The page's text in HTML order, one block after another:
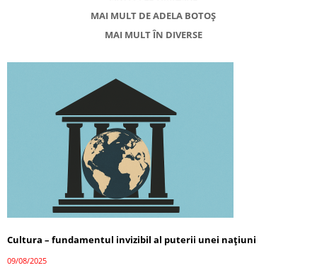
MAI MULT DE ADELA BOTOȘ
MAI MULT ÎN DIVERSE
Cultura – fundamentul invizibil al puterii unei națiuni
09/08/2025